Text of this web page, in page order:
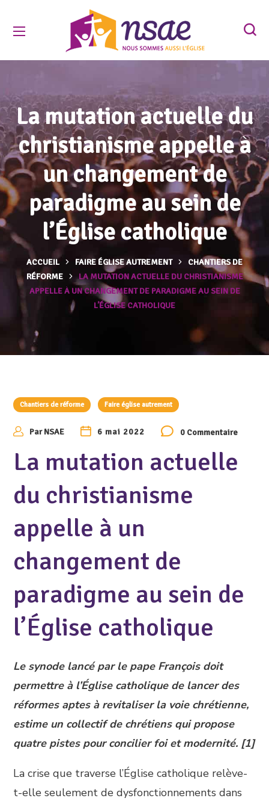
La mutation actuelle du
christianisme appelle à
un changement de
paradigme au sein de
l’Église catholique
ACCUEIL FAIRE ÉGLISE AUTREMENT
CHANTIERS DE
RÉFORME
LA MUTATION ACTUELLE DU CHRISTIANISME
APPELLE À UN CHANGEMENT DE PARADIGME AU SEIN DE
L’ÉGLISE CATHOLIQUE
Chantiers de réforme Faire église autrement
ParNSAE 6 mai 2022 0 Commentaire
La mutation actuelle
du christianisme
appelle à un
changement de
paradigme au sein de
l’Église catholique
Le synode lancé par le pape François doit
permettre à l’Église catholique de lancer des
réformes aptes à revitaliser la voie chrétienne,
estime un collectif de chrétiens qui propose
quatre pistes pour concilier foi et modernité. [1]
La crise que traverse l’Église catholique relève-
t-elle seulement de dysfonctionnements dans